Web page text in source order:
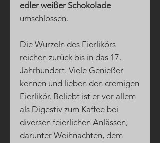
edler weißer Schokolade
umschlossen.
Die Wurzeln des Eierlikörs
reichen zurück bis in das 17.
Jahrhundert. Viele Genießer
kennen und lieben den cremigen
Eierlikör. Beliebt ist er vor allem
als Digestiv zum Kaffee bei
diversen feierlichen Anlässen,
darunter Weihnachten, dem